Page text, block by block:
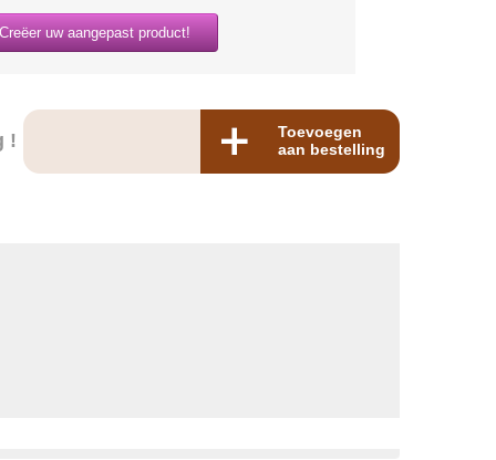
Creëer uw aangepast product!
!
Toevoegen
aan bestelling